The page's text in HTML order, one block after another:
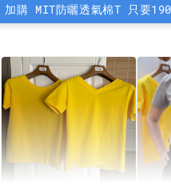
加購 MIT防曬透氣棉T 只要